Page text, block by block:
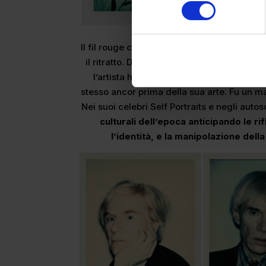
Il fil rouge che attraversa l’intera mostra,
il ritratto. Dalle prime illustrazioni
l’artista ha esplorato ossessivamente
stesso ancor prima della sua arte. Fu un
Nei suoi celebri Self Portraits e negli
culturali dell’epoca anticipando le
l’identità, e la manipolazione